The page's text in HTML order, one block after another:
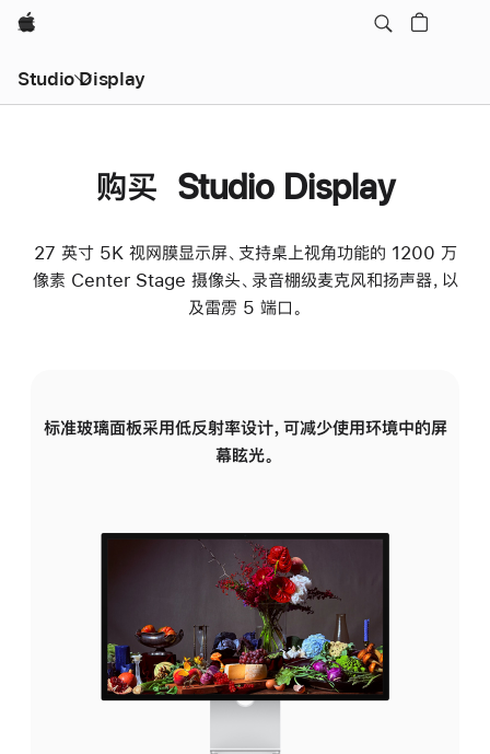
Apple
Studio Display
购买 Studio Display
27 英寸 5K 视网膜显示屏、支持桌上视角功能的 1200 万
像素 Center Stage 摄像头、录音棚级麦克风和扬声器，以
及雷雳 5 端口。
标准玻璃面板采用低反射率设计，可减少使用环境中的屏
幕眩光。